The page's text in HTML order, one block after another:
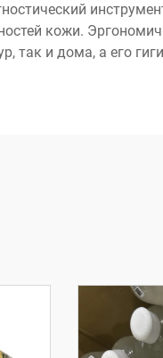
кожи.
так и дома, а его